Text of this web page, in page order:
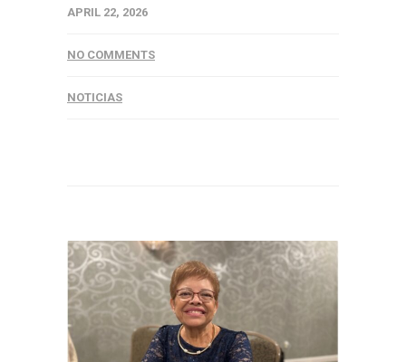
APRIL 22, 2026
NO COMMENTS
NOTICIAS